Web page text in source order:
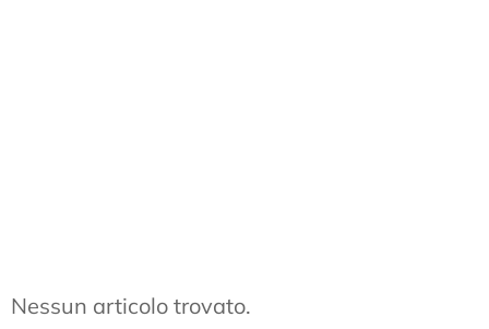
Nessun articolo trovato.